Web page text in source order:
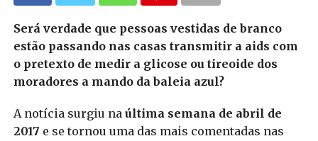
Será verdade que pessoas vestidas de branco
estão passando nas casas transmitir a aids com
o pretexto de medir a glicose ou tireoide dos
moradores a mando da baleia azul?
A notícia surgiu na última semana de abril de
2017 e se tornou uma das mais comentadas nas